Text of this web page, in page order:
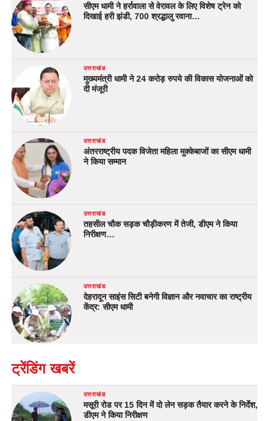
सीएम धामी ने हर्रावाला से वेरावल के लिए विशेष ट्रेन को
दिखाई हरी झंडी, 700 श्रद्धालु रवाना…
उत्तराखंड
मुख्यमंत्री धामी ने 24 करोड़ रुपये की विकास योजनाओं को
दी मंजूरी
उत्तराखंड
अंतरराष्ट्रीय पदक विजेता महिला मुक्केबाजों का सीएम धामी
ने किया सम्मान
उत्तराखंड
तहसील चौक सड़क चौड़ीकरण में तेजी, डीएम ने किया
निरीक्षण…
उत्तराखंड
देहरादून साइंस सिटी बनेगी विज्ञान और नवाचार का राष्ट्रीय
केंद्र: सीएम धामी
ट्रेंडिंग खबरें
उत्तराखंड
मसूरी रोड पर 15 दिन में दो लेन सड़क तैयार करने के निर्देश,
डीएम ने किया निरीक्षण